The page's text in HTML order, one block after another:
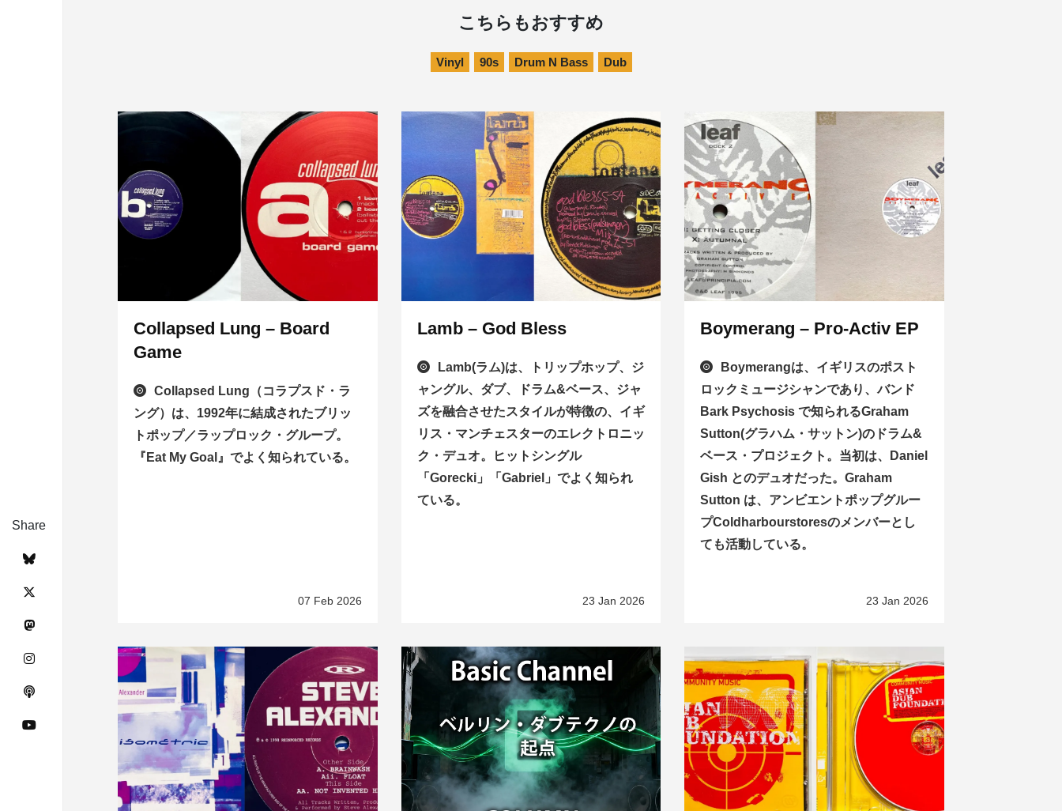
Share
こちらもおすすめ
Vinyl 90s Drum N Bass Dub
Collapsed Lung – Board
Game
Collapsed Lung（コラプスド・ラ
ング）は、1992年に結成されたブリッ
トポップ／ラップロック・グループ。
『Eat My Goal』でよく知られている。
07 Feb 2026
Lamb – God Bless
Lamb(ラム)は、トリップホップ、ジ
ャングル、ダブ、ドラム&ベース、ジャ
ズを融合させたスタイルが特徴の、イギ
リス・マンチェスターのエレクトロニッ
ク・デュオ。ヒットシングル
「Gorecki」「Gabriel」でよく知られ
ている。
23 Jan 2026
Boymerang – Pro-Activ EP
Boymerangは、イギリスのポスト
ロックミュージシャンであり、バンド
Bark Psychosis で知られるGraham
Sutton(グラハム・サットン)のドラム&
ベース・プロジェクト。当初は、Daniel
Gish とのデュオだった。Graham
Sutton は、アンビエントポップグルー
プColdharbourstoresのメンバーとし
ても活動している。
23 Jan 2026